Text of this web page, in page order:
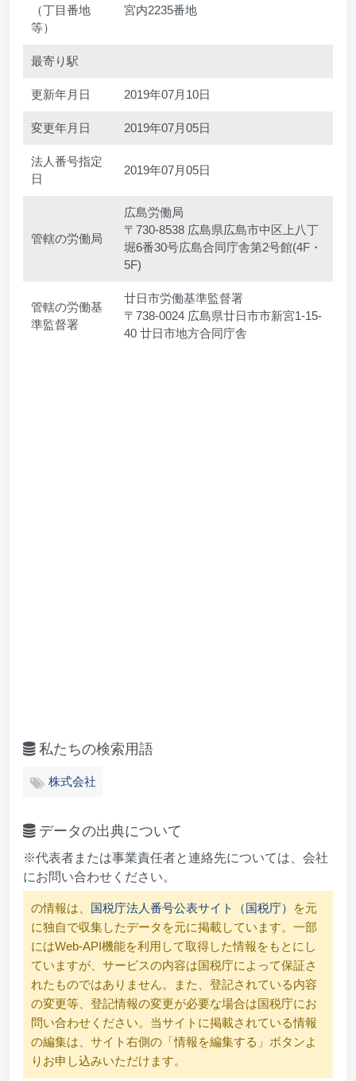
（丁目番地
等）
宮内2235番地
最寄り駅
更新年月日 2019年07月10日
変更年月日 2019年07月05日
法人番号指定
日
2019年07月05日
管轄の労働局
広島労働局
〒730-8538 広島県広島市中区上八丁
堀6番30号広島合同庁舎第2号館(4F・
5F)
管轄の労働基
準監督署
廿日市労働基準監督署
〒738-0024 広島県廿日市市新宮1-15-
40 廿日市地方合同庁舎
私たちの検索用語
株式会社
データの出典について
※代表者または事業責任者と連絡先については、会社
にお問い合わせください。
の情報は、 国税庁法人番号公表サイト（国税庁）
を元
に独自で収集したデータを元に掲載しています。一部
にはWeb-API機能を利用して取得した情報をもとにし
ていますが、サービスの内容は国税庁によって保証さ
れたものではありません。また、登記されている内容
の変更等、登記情報の変更が必要な場合は国税庁にお
問い合わせください。当サイトに掲載されている情報
の編集は、サイト右側の「情報を編集する」ボタンよ
りお申し込みいただけます。